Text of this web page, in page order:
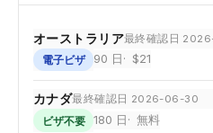
オーストラリア最終確認日
電子ビザ 90 日 $21
カナダ最終確認日 2026-06-30
ビザ不要 180 日 無料